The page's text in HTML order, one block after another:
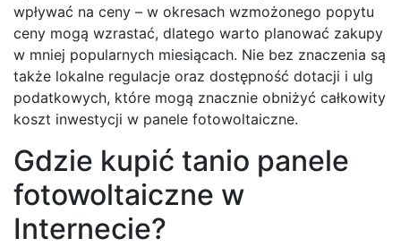
wpływać na ceny – w okresach wzmożonego popytu
ceny mogą wzrastać, dlatego warto planować zakupy
w mniej popularnych miesiącach. Nie bez znaczenia są
także lokalne regulacje oraz dostępność dotacji i ulg
podatkowych, które mogą znacznie obniżyć całkowity
koszt inwestycji w panele fotowoltaiczne.
Gdzie kupić tanio panele
fotowoltaiczne w
Internecie?